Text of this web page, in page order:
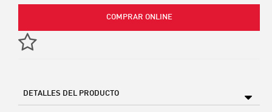
COMPRAR ONLINE
DETALLES DEL PRODUCTO